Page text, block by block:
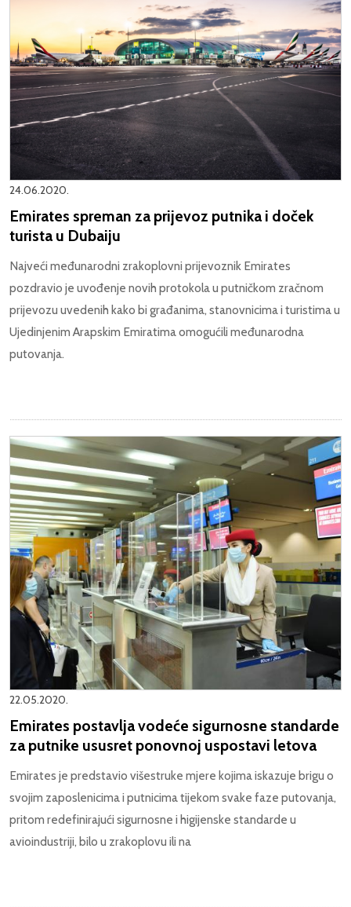
24.06.2020.
Emirates spreman za prijevoz putnika i doček
turista u Dubaiju
Najveći međunarodni zrakoplovni prijevoznik Emirates
pozdravio je uvođenje novih protokola u putničkom zračnom
prijevozu uvedenih kako bi građanima, stanovnicima i turistima u
Ujedinjenim Arapskim Emiratima omogućili međunarodna
putovanja.
22.05.2020.
Emirates postavlja vodeće sigurnosne standarde
za putnike ususret ponovnoj uspostavi letova
Emirates je predstavio višestruke mjere kojima iskazuje brigu o
svojim zaposlenicima i putnicima tijekom svake faze putovanja,
pritom redefinirajući sigurnosne i higijenske standarde u
avioindustriji, bilo u zrakoplovu ili na